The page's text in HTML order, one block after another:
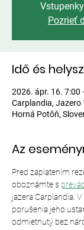
Pozrieť
Idő és
2026. ápr. 16. 7:00
Carplandia, Jazero
Horná Potôň,
Az
Pred zaplatením
oboznámte s
jazera Carplandia.
porušenia jeho
odmietnutý bez